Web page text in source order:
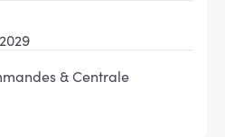
& Centrale